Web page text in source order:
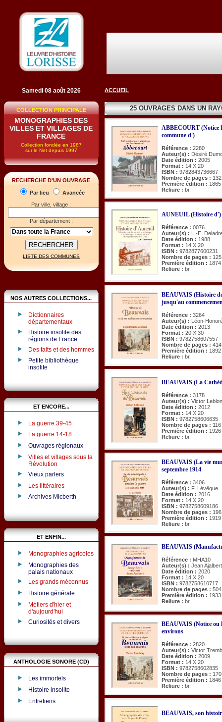
Samedi 08 août 2026
COLLECTION PRINCIPALE
MONOGRAPHIES DES
VILLES ET VILLAGES DE
FRANCE
Collection fondée en 1987
sur le Net depuis 1997
RECHERCHE D'UN OUVRAGE
Par lieu
Avancée
Par ville, village :
Par département :
LISTE DES COMMUNES
NOS AUTRES COLLECTIONS...
Dictionnaires
départementaux
Histoire insolite des
régions de France
Des faits et des hommes
Petite bibliothèque
insolite
ET ENCORE...
La guerre 39-45
La guerre 14-18
Ouvrages régionaux
Villes et villages sous la
Révolution
Vieux parlers
Les littéraires
Archives Micberth
ET ENFIN...
Monographies agricoles
Monographies des
palais nationaux
Les grands méconnus
Histoire générale
Métiers d'hier et
d'aujourd'hui
Curiosités et divers
ANTHOLOGIE SONORE (CD)
Les immortels
Histoire insolite
Entretiens
ACCUEIL
25 OUVRAGES DANS UN
ABBECOURT (Notice
commune d')
Référence : 2280
Auteur(s) : Désiré
Date édition : 2005
Format : 14 X 20
ISBN : 9782843736667
Nombre de pages : 132
Première édition : 1865
Reliure : br.
AUNEUIL (Histoire d')
Référence : 0076
Auteur(s) : L.-E.
Date édition : 1988
Format : 14 X 20
ISBN : 9782877600231
Nombre de pages : 125
Première édition : 1874
Reliure : br.
BEAUVAIS (Histoire
jusqu'au
Référence : 3264
Auteur(s) : Léon-
Date édition : 2013
Format : 20 X 30
ISBN : 9782758607557
Nombre de pages : 414
Première édition : 1892
Reliure : br.
BEAUVAIS (La
Référence : 3178
Auteur(s) : Victor
Date édition : 2012
Format : 14 X 20
ISBN : 9782758606635
Nombre de pages : 116
Première édition : 1926
Reliure : br.
BEAUVAIS (La vie
septembre 1914
Référence : 3406
Auteur(s) : F. Lévêque
Date édition : 2016
Format : 14 X 20
ISBN : 9782758609186
Nombre de pages : 196
Première édition : 1919
Reliure : br.
BEAUVAIS
Référence : MHA10
Auteur(s) : Jean Ajalbert
Date édition : 2020
Format : 14 X 20
ISBN : 9782758610717
Nombre de pages : 504
Première édition : 1933
Reliure : br.
BEAUVAIS (Notice ou
environs
Référence : 2820
Auteur(s) : Victor
Date édition : 2009
Format : 14 X 20
ISBN : 9782758602835
Nombre de pages : 170
Première édition : 1846
Reliure : br.
BEAUVAIS, son